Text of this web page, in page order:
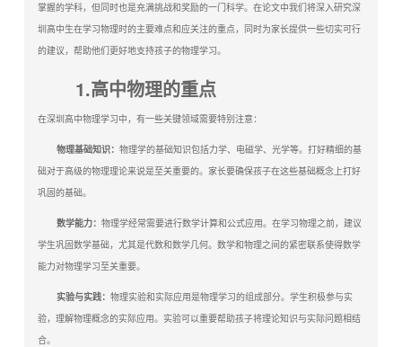
掌握的学科，但同时也是充满挑战和奖励的一门科学。在论文中我们将深入研究深
圳高中生在学习物理时的主要难点和应关注的重点，同时为家长提供一些切实可行
的建议，帮助他们更好地支持孩子的物理学习。
1.高中物理的重点
在深圳高中物理学习中，有一些关键领域需要特别注意：
物理基础知识：物理学的基础知识包括力学、电磁学、光学等。打好精细的基
础对于高级的物理理论来说是至关重要的。家长要确保孩子在这些基础概念上打好
巩固的基础。
数学能力：物理学经常需要进行数学计算和公式应用。在学习物理之前，建议
学生巩固数学基础，尤其是代数和数学几何。数学和物理之间的紧密联系使得数学
能力对物理学习至关重要。
实验与实践：物理实验和实际应用是物理学习的组成部分。学生积极参与实
验，理解物理概念的实际应用。实验可以重要帮助孩子将理论知识与实际问题相结
合。